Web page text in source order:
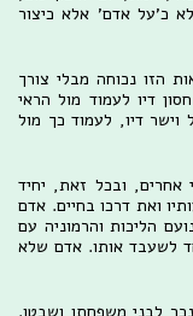
כ'על אדם' אלא כיצור
הזו נכוחה מבלי צורך
דיו לעמוד מול הראי
דיו, לעמוד כך מול
אחרים, ובכל זאת, יחיד
ואת דרכו בחיים. אדם
הליכות והרמוניה עם
לשעבד אותו. אדם שלא